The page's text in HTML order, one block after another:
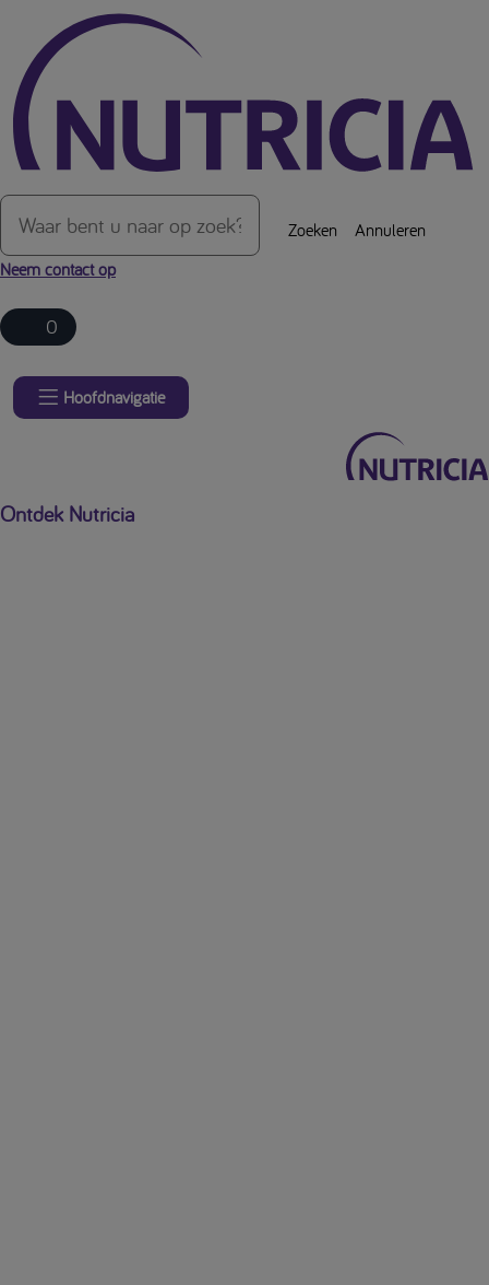
Over de inhoud van de pagina
Zoeken
Annuleren
Neem contact op
0
Hoofdnavigatie
Ontdek Nutricia